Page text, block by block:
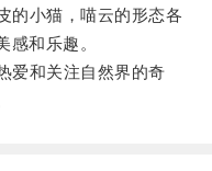
小猫，喵云的形态各
感和乐趣。
和关注自然界的奇